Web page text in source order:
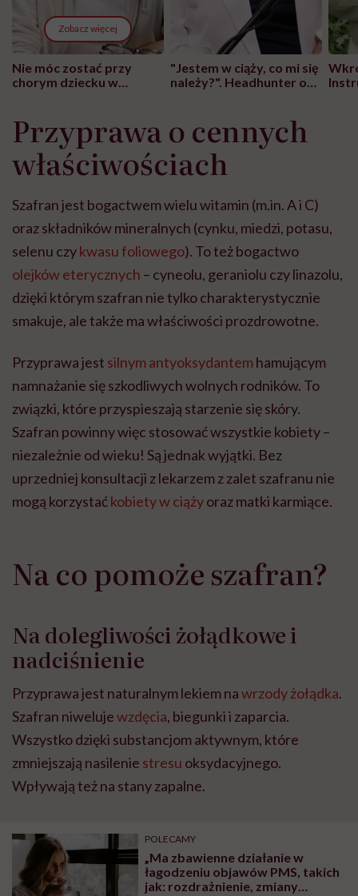
Zobacz więcej
Nie móc zostać przy
chorym dziecku w
może chyba tylko
głupota i brak
wyobraźni"
"Jestem w ciąży, co mi się
należy?". Headhunter o
pracy
Przyprawa o cennych
właściwościach
Szafran jest bogactwem wielu witamin (m.in. A i C)
oraz składników mineralnych (cynku, miedzi, potasu,
selenu czykwasu foliowego). To też bogactwo
olejków eterycznych – cyneolu, geraniolu czy linazolu,
dzięki którym szafran nie tylko charakterystycznie
smakuje, ale także ma właściwości prozdrowotne.
Przyprawa jest silnym antyoksydantem hamującym
namnażanie się szkodliwych wolnych rodników. To
związki, które przyspieszają starzenie się skóry.
Szafran powinny więc stosować wszystkie kobiety –
niezależnie od wieku! Są jednak wyjątki. Bez
uprzedniej konsultacji z lekarzem z zalet szafranu nie
mogą korzystaćkobiety w ciążyoraz matki karmiące.
Na co pomoże szafran?
Na dolegliwości żołądkowe i
nadciśnienie
Przyprawa jest naturalnym lekiem nawrzody żołądka.
Szafran niwelujewzdęcia, biegunki i zaparcia.
Wszystko dzięki substancjom aktywnym, które
zmniejszają nasilenie stresu oksydacyjnego.
Wpływają też na stany zapalne.
POLECAMY
„Ma zbawienne działanie w
łagodzeniu objawów PMS, takich
jak: rozdrażnienie, zmiany